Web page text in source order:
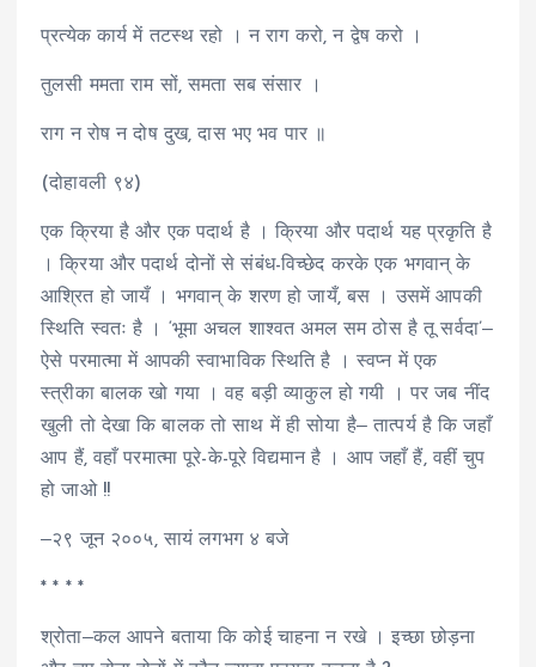
प्रत्येक कार्य में तटस्थ रहो । न राग करो, न द्वेष करो ।
तुलसी ममता राम सों, समता सब संसार ।
राग न रोष न दोष दुख, दास भए भव पार ॥
(दोहावली ९४)
एक क्रिया है और एक पदार्थ है । क्रिया और पदार्थ यह प्रकृति है
। क्रिया और पदार्थ दोनों से संबंध-विच्छेद करके एक भगवान्‌ के
आश्रित हो जायँ । भगवान्‌ के शरण हो जायँ, बस । उसमें आपकी
स्थिति स्वतः है । ‘भूमा अचल शाश्वत अमल सम ठोस है तू सर्वदा’‒
ऐसे परमात्मा में आपकी स्वाभाविक स्थिति है । स्वप्न में एक
स्त्रीका बालक खो गया । वह बड़ी व्याकुल हो गयी । पर जब नींद
खुली तो देखा कि बालक तो साथ में ही सोया है‒ तात्पर्य है कि जहाँ
आप हैं, वहाँ परमात्मा पूरे-के-पूरे विद्यमान है । आप जहाँ हैं, वहीं चुप
हो जाओ !!
‒२९ जून २००५, सायं लगभग ४ बजे
* * * *
श्रोता‒कल आपने बताया कि कोई चाहना न रखे । इच्छा छोड़ना